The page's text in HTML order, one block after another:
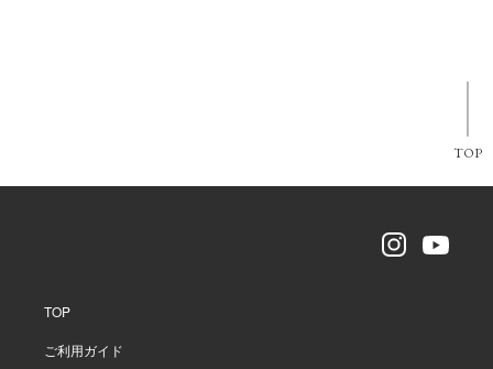
TOP
TOP
ご利用ガイド